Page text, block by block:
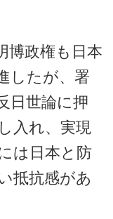
博政権も日本
したが、署
日世論に押
入れ、実現
は日本と防
抵抗感があ